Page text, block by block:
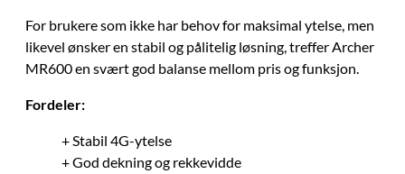
For brukere som ikke har behov for maksimal ytelse, men
likevel ønsker en stabil og pålitelig løsning, treffer Archer
MR600 en svært god balanse mellom pris og funksjon.
Fordeler:
+ Stabil 4G-ytelse
+ God dekning og rekkevidde